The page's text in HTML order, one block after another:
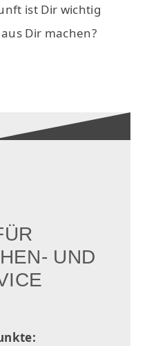
ist Dir wichtig
Dir machen?
UND